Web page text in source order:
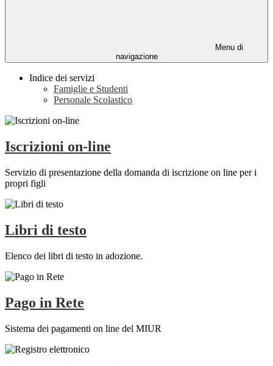
Menu di
navigazione
Indice dei servizi
Famiglie e Studenti
Personale Scolastico
Iscrizioni on-line
Servizio di presentazione della domanda di iscrizione on line per i
propri figli
Libri di testo
Elenco dei libri di testo in adozione.
Pago in Rete
Sistema dei pagamenti on line del MIUR